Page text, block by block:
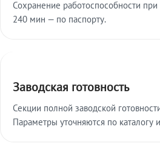
Сохранение работоспособности
240 мин — по паспорту.
Заводская готовность
Секции полной заводской
Параметры уточняются по каталогу